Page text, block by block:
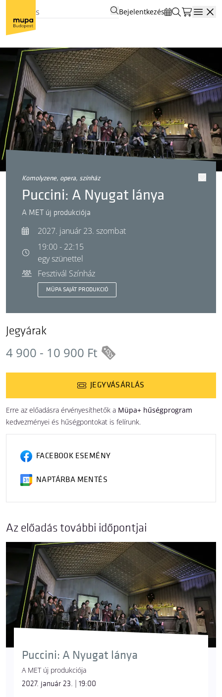
Bejelentkezés
komolyzene, opera, színház
Puccini: A Nyugat lánya
A MET új produkciója
2027. január 23. szombat
19:00 - 22:15
egy szünettel
Fesztivál Színház
MÜPA SAJÁT PRODUKCIÓ
Jegyárak
4 900 - 10 900 Ft
JEGYVÁSÁRLÁS
Erre az előadásra érvényesíthetők a Müpa+ hűségprogram
kedvezményei és hűségpontokat is felírunk.
FACEBOOK ESEMÉNY
NAPTÁRBA MENTÉS
Az előadás további időpontjai
Puccini: A Nyugat lánya
A MET új produkciója
2027. január 23. | 19:00